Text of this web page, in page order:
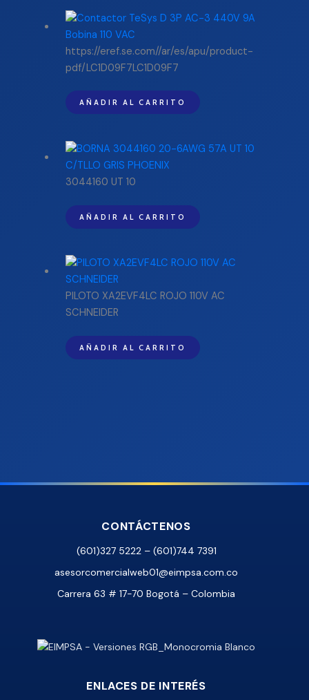
https://eref.se.com//ar/es/apu/product-
pdf/LC1D09F7LC1D09F7
AÑADIR AL CARRITO
3044160 UT 10
AÑADIR AL CARRITO
PILOTO XA2EVF4LC ROJO 110V AC
SCHNEIDER
AÑADIR AL CARRITO
CONTÁCTENOS
(601)327 5222 – (601)744 7391
asesorcomercialweb01@eimpsa.com.co
Carrera 63 # 17-70 Bogotá – Colombia
ENLACES DE INTERÉS